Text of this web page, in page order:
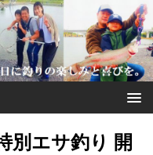
別エサ釣り 開